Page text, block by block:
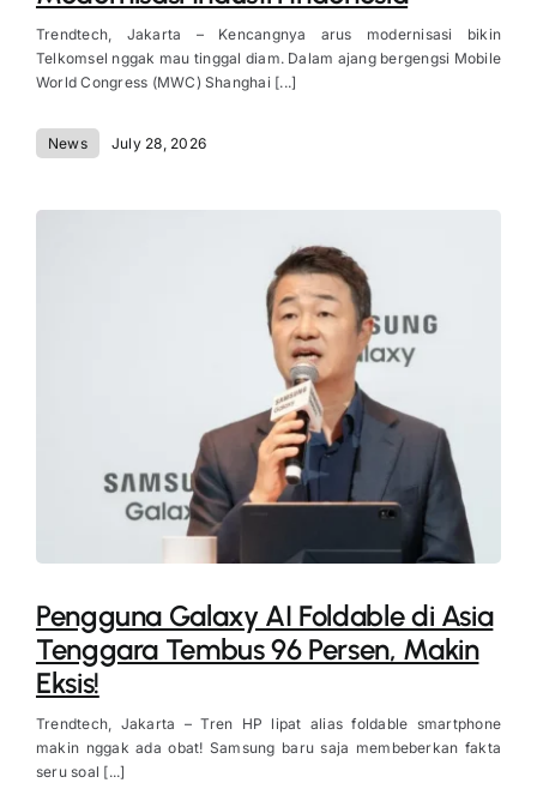
Trendtech, Jakarta – Kencangnya arus modernisasi bikin
Telkomsel nggak mau tinggal diam. Dalam ajang bergengsi Mobile
World Congress (MWC) Shanghai [...]
News July 28, 2026
Pengguna Galaxy AI Foldable di Asia
Tenggara Tembus 96 Persen, Makin
Eksis!
Trendtech, Jakarta – Tren HP lipat alias foldable smartphone
makin nggak ada obat! Samsung baru saja membeberkan fakta
seru soal [...]